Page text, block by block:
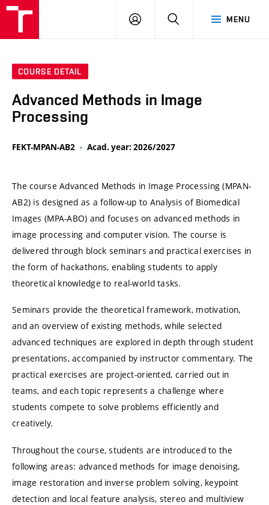
MENU
LOG
SEARCH
COURSE DETAIL
Advanced Methods in Image
Processing
FEKT-MPAN-AB2 Acad. year: 2026/2027
The course Advanced Methods in Image Processing (MPAN-
AB2) is designed as a follow-up to Analysis of Biomedical
Images (MPA-ABO) and focuses on advanced methods in
image processing and computer vision. The course is
delivered through block seminars and practical exercises in
the form of hackathons, enabling students to apply
theoretical knowledge to real-world tasks.
Seminars provide the theoretical framework, motivation,
and an overview of existing methods, while selected
advanced techniques are explored in depth through student
presentations, accompanied by instructor commentary. The
practical exercises are project-oriented, carried out in
teams, and each topic represents a challenge where
students compete to solve problems efficiently and
creatively.
Throughout the course, students are introduced to the
following areas: advanced methods for image denoising,
image restoration and inverse problem solving, keypoint
detection and local feature analysis, stereo and multiview